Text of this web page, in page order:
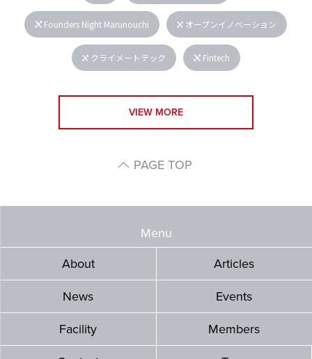
Founders Night Marunouchi オープンイノベーション
クライメートテック Fintech
VIEW MORE
PAGE TOP
Menu
About
Articles
News Events
Facility Members